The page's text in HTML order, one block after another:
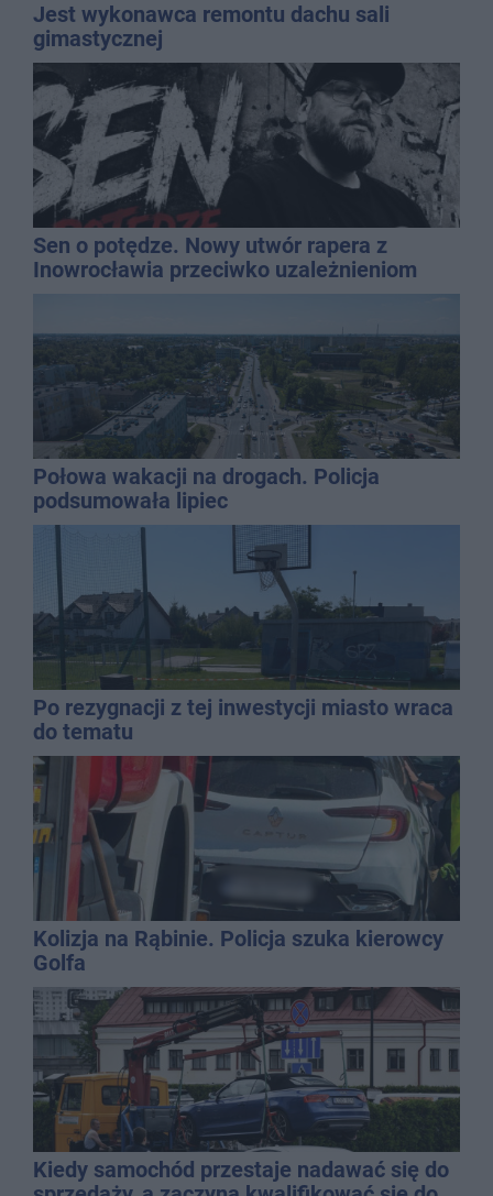
Jest wykonawca remontu dachu sali
gimastycznej
Sen o potędze. Nowy utwór rapera z
Inowrocławia przeciwko uzależnieniom
Połowa wakacji na drogach. Policja
podsumowała lipiec
Po rezygnacji z tej inwestycji miasto wraca
do tematu
Kolizja na Rąbinie. Policja szuka kierowcy
Golfa
Kiedy samochód przestaje nadawać się do